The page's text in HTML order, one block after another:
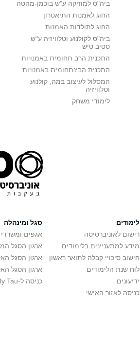
ביה"ס למוזיקה ע"ש בוכמן-מהטה
החוג לאמנות התיאטרון
החוג לתולדות האמנות
ביה"ס לקולנוע וטלוויזיה ע"ש
סטיב טיש
התכנית הרב תחומית באמנויות
התכנית הבינתחומית באמנויות
המסלול לעיצוב במה, קולנוע
וטלוויזיה
לימודי משחק
לימודים
רישום לאוניברסיטה
מידע למתעניינים בלימודים
חישוב סיכויי קבלה לתואר ראשון
לוח שנת הלימודים
ידיעונים
כניסה לאזור האישי
סגל ומינהלה
אגפים
ארגון הסגל
ארגון הסגל
ארגון הסגל
כניסה ל-My Tau